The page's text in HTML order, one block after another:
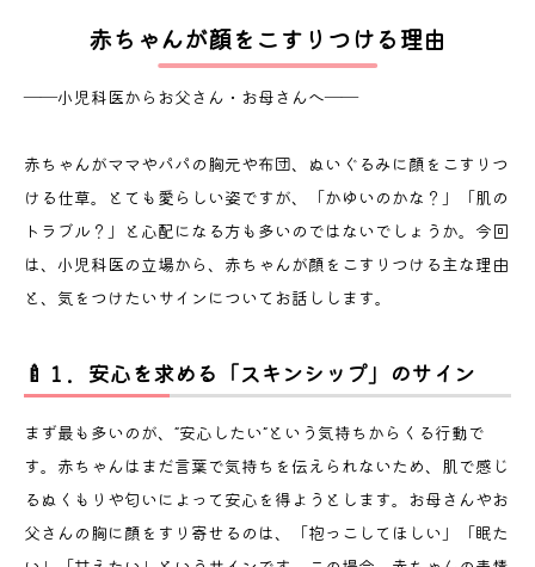
赤ちゃんが顔をこすりつける理由
――小児科医からお父さん・お母さんへ――
赤ちゃんがママやパパの胸元や布団、ぬいぐるみに顔をこすりつ
ける仕草。とても愛らしい姿ですが、「かゆいのかな？」「肌の
トラブル？」と心配になる方も多いのではないでしょうか。今回
は、小児科医の立場から、赤ちゃんが顔をこすりつける主な理由
と、気をつけたいサインについてお話しします。
🍼１．安心を求める「スキンシップ」のサイン
まず最も多いのが、“安心したい”という気持ちからくる行動で
す。赤ちゃんはまだ言葉で気持ちを伝えられないため、肌で感じ
るぬくもりや匂いによって安心を得ようとします。お母さんやお
父さんの胸に顔をすり寄せるのは、「抱っこしてほしい」「眠た